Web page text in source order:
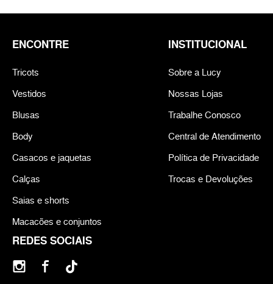
REDES SOCIAIS
ENCONTRE
Tricots
Vestidos
Blusas
Body
Casacos e jaquetas
Calças
Saias e shorts
Macacões e conjuntos
INSTITUCIONAL
Sobre a Lucy
Nossas Lojas
Trabalhe Conosco
Central de Atendimento
Política de Privacidade
Trocas e Devoluções